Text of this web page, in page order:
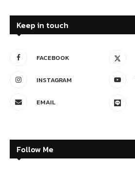
Keep in touch
FACEBOOK
INSTAGRAM
EMAIL
Follow Me